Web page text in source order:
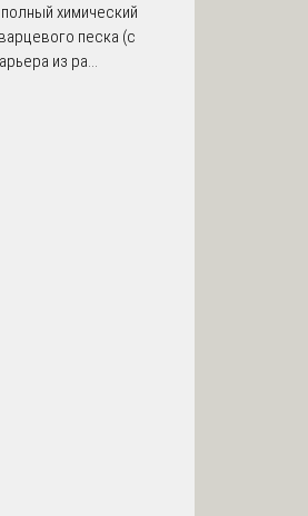
химический
песка (с
из ра...